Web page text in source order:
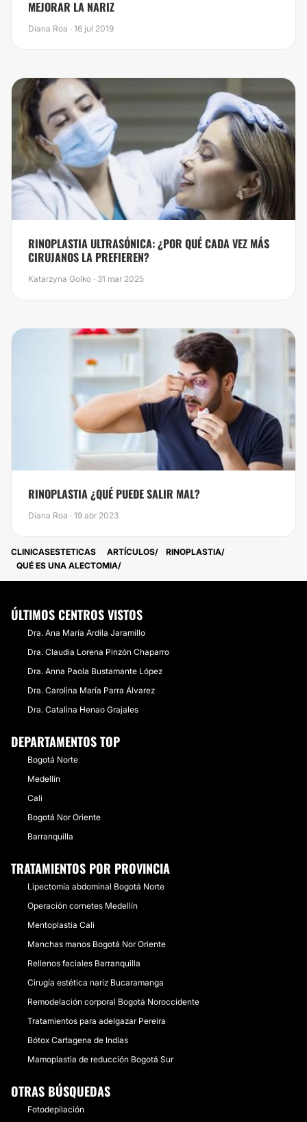
MEJORAR LA NARIZ
Diana Roa · 16 jul 2019
RINOPLASTIA ULTRASÓNICA: ¿POR QUÉ CADA VEZ MÁS
CIRUJANOS LA PREFIEREN?
Katarzyna Golko · 31 mar 2025
RINOPLASTIA ¿QUÉ PUEDE SALIR MAL?
Diana Roa · 19 abr 2023
CLINICASESTETICAS ARTÍCULOS
RINOPLASTIA
QUÉ ES UNA ALECTOMIA
ÚLTIMOS CENTROS VISTOS
Dra. Ana María Ardila Jaramillo
Dra. Claudia Lorena Pinzón Chaparro
Dra. Anna Paola Bustamante López
Dra. Carolina María Parra Álvarez
Dra. Catalina Henao Grajales
DEPARTAMENTOS TOP
Bogotá Norte
Medellín
Cali
Bogotá Nor Oriente
Barranquilla
TRATAMIENTOS POR PROVINCIA
Lipectomía abdominal Bogotá Norte
Operación cornetes Medellín
Mentoplastia Cali
Manchas manos Bogotá Nor Oriente
Rellenos faciales Barranquilla
Cirugía estética nariz Bucaramanga
Remodelación corporal Bogotá Noroccidente
Tratamientos para adelgazar Pereira
Bótox Cartagena de Indias
Mamoplastia de reducción Bogotá Sur
OTRAS BÚSQUEDAS
Fotodepilación